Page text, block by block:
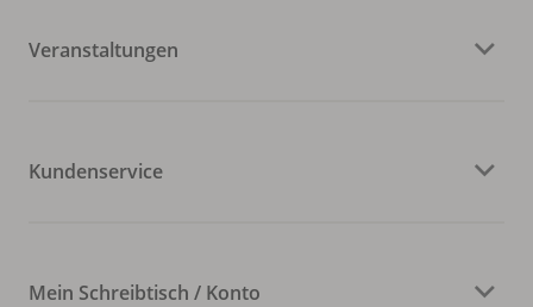
Veranstaltungen
Kundenservice
Mein Schreibtisch / Konto